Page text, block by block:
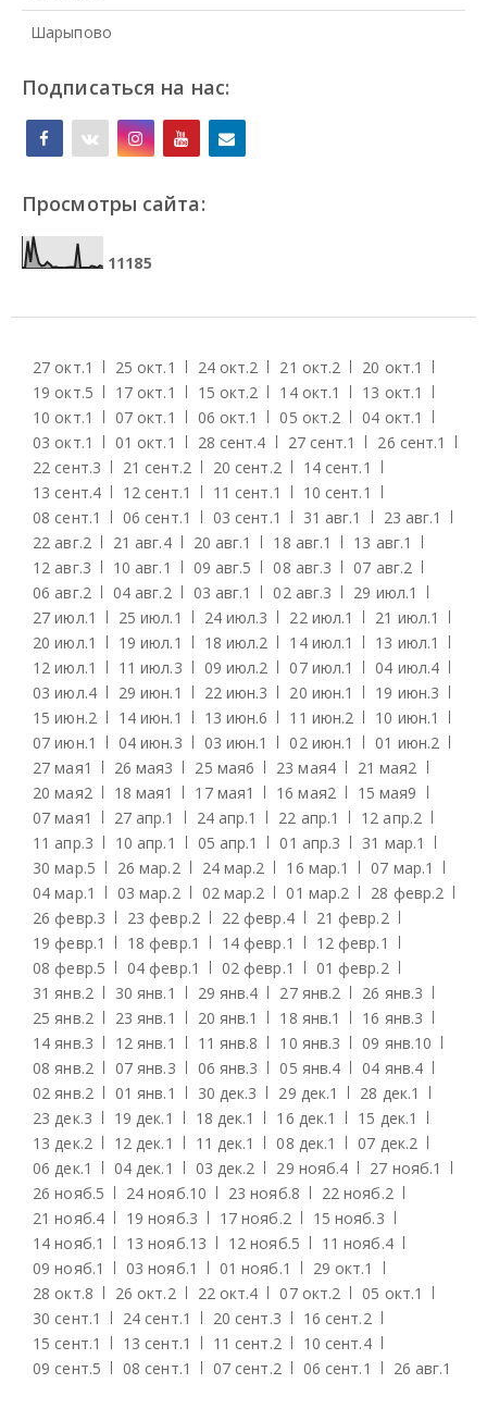
Шарыпово
Подписаться на нас:
Просмотры сайта:
11185
27 окт.1 25 окт.1 24 окт.2 21 окт.2 20 окт.1
19 окт.5 17 окт.1 15 окт.2 14 окт.1 13 окт.1
10 окт.1 07 окт.1 06 окт.1 05 окт.2 04 окт.1
03 окт.1 01 окт.1 28 сент.4 27 сент.1 26 сент.1
22 сент.3 21 сент.2 20 сент.2 14 сент.1
13 сент.4 12 сент.1 11 сент.1 10 сент.1
08 сент.1 06 сент.1 03 сент.1 31 авг.1 23 авг.1
22 авг.2 21 авг.4 20 авг.1 18 авг.1 13 авг.1
12 авг.3 10 авг.1 09 авг.5 08 авг.3 07 авг.2
06 авг.2 04 авг.2 03 авг.1 02 авг.3 29 июл.1
27 июл.1 25 июл.1 24 июл.3 22 июл.1 21 июл.1
20 июл.1 19 июл.1 18 июл.2 14 июл.1 13 июл.1
12 июл.1 11 июл.3 09 июл.2 07 июл.1 04 июл.4
03 июл.4 29 июн.1 22 июн.3 20 июн.1 19 июн.3
15 июн.2 14 июн.1 13 июн.6 11 июн.2 10 июн.1
07 июн.1 04 июн.3 03 июн.1 02 июн.1 01 июн.2
27 мая1 26 мая3 25 мая6 23 мая4 21 мая2
20 мая2 18 мая1 17 мая1 16 мая2 15 мая9
07 мая1 27 апр.1 24 апр.1 22 апр.1 12 апр.2
11 апр.3 10 апр.1 05 апр.1 01 апр.3 31 мар.1
30 мар.5 26 мар.2 24 мар.2 16 мар.1 07 мар.1
04 мар.1 03 мар.2 02 мар.2 01 мар.2 28 февр.2
26 февр.3 23 февр.2 22 февр.4 21 февр.2
19 февр.1 18 февр.1 14 февр.1 12 февр.1
08 февр.5 04 февр.1 02 февр.1 01 февр.2
31 янв.2 30 янв.1 29 янв.4 27 янв.2 26 янв.3
25 янв.2 23 янв.1 20 янв.1 18 янв.1 16 янв.3
14 янв.3 12 янв.1 11 янв.8 10 янв.3 09 янв.10
08 янв.2 07 янв.3 06 янв.3 05 янв.4 04 янв.4
02 янв.2 01 янв.1 30 дек.3 29 дек.1 28 дек.1
23 дек.3 19 дек.1 18 дек.1 16 дек.1 15 дек.1
13 дек.2 12 дек.1 11 дек.1 08 дек.1 07 дек.2
06 дек.1 04 дек.1 03 дек.2 29 нояб.4 27 нояб.1
26 нояб.5 24 нояб.10 23 нояб.8 22 нояб.2
21 нояб.4 19 нояб.3 17 нояб.2 15 нояб.3
14 нояб.1 13 нояб.13 12 нояб.5 11 нояб.4
09 нояб.1 03 нояб.1 01 нояб.1 29 окт.1
28 окт.8 26 окт.2 22 окт.4 07 окт.2 05 окт.1
30 сент.1 24 сент.1 20 сент.3 16 сент.2
15 сент.1 13 сент.1 11 сент.2 10 сент.4
09 сент.5 08 сент.1 07 сент.2 06 сент.1 26 авг.1